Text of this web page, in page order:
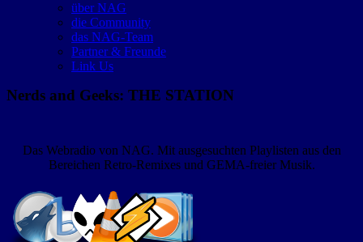
über NAG
die Community
das NAG-Team
Partner & Freunde
Link Us
Nerds and Geeks: THE STATION
Das Webradio von NAG. Mit ausgesuchten Playlisten aus den
Bereichen Retro-Remixes und GEMA-freier Musik.